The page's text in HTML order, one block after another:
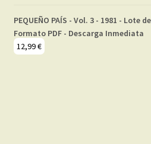
PEQUEÑO PAÍS - Vol. 3 - 1981 - Lote
Formato PDF - Descarga Inmediata
12,99€